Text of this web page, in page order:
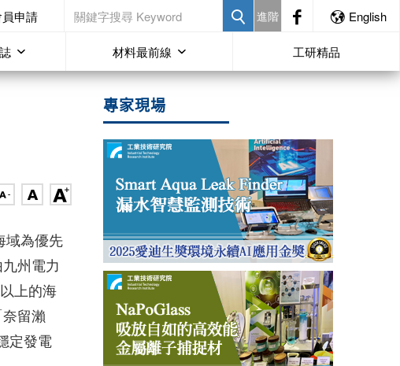
申請 進階 English
材料最前線 工研精品
域為優先
州電力
上的海
留瀨
定發電
專家現場